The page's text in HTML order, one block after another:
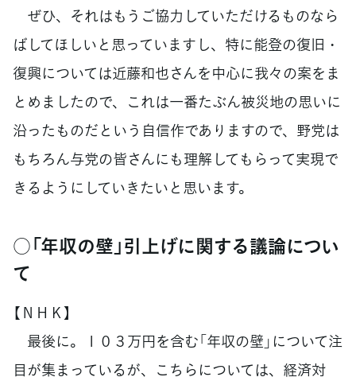
ぜひ、それはもうご協力していただけるものなら
ばしてほしいと思っていますし、特に能登の復旧・
復興については近藤和也さんを中心に我々の案をま
とめましたので、これは一番たぶん被災地の思いに
沿ったものだという自信作でありますので、野党は
もちろん与党の皆さんにも理解してもらって実現で
きるようにしていきたいと思います。
○「年収の壁」引上げに関する議論につい
て
【ＮＨＫ】
最後に。１０３万円を含む「年収の壁」について注
目が集まっているが、こちらについては、経済対